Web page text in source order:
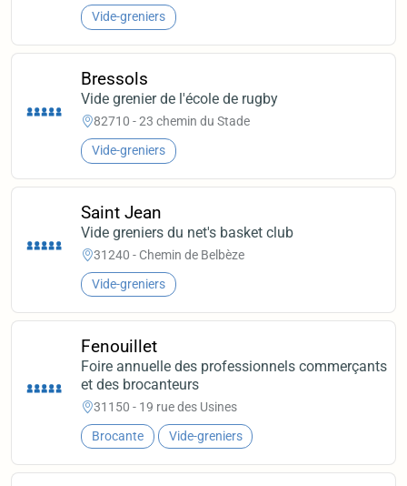
Vide-greniers
Bressols
Vide grenier de l'école de rugby
82710 - 23 chemin du Stade
Vide-greniers
Saint Jean
Vide greniers du net's basket club
31240 - Chemin de Belbèze
Vide-greniers
Fenouillet
Foire annuelle des professionnels commerçants
et des brocanteurs
31150 - 19 rue des Usines
Brocante Vide-greniers